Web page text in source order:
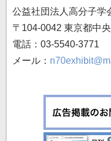
公益社団法人高分子学
〒104-0042 東京都中
電話：03-5540-3771
メール：